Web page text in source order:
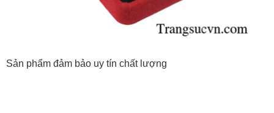
Sản phẩm đảm bảo uy tín chất lượng